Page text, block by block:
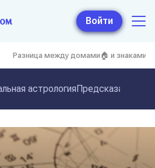
Войти
Разница между домами🏠 и знаками
астрология